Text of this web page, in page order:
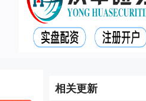
相关更新